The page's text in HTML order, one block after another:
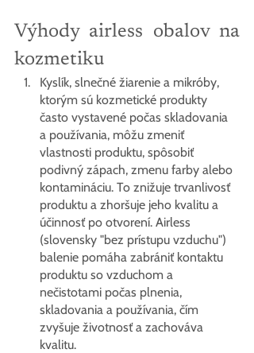
Výhody airless obalov na
kozmetiku
Kyslík, slnečné žiarenie a mikróby,
ktorým sú kozmetické produkty
často vystavené počas skladovania
a používania, môžu zmeniť
vlastnosti produktu, spôsobiť
podivný zápach, zmenu farby alebo
kontamináciu. To znižuje trvanlivosť
produktu a zhoršuje jeho kvalitu a
účinnosť po otvorení. Airless
(slovensky "bez prístupu vzduchu")
balenie pomáha zabrániť kontaktu
produktu so vzduchom a
nečistotami počas plnenia,
skladovania a používania, čím
zvyšuje životnosť a zachováva
kvalitu.